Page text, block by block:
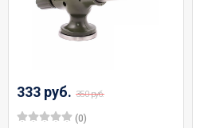
333 руб. 350 руб.
(0)